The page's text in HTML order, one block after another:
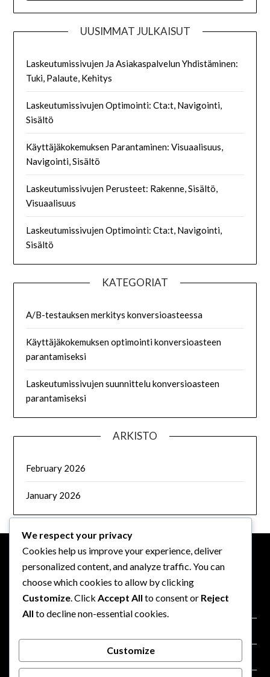
UUSIMMAT JULKAISUT
Laskeutumissivujen Ja Asiakaspalvelun Yhdistäminen:
Tuki, Palaute, Kehitys
Laskeutumissivujen Optimointi: Cta:t, Navigointi,
Sisältö
Käyttäjäkokemuksen Parantaminen: Visuaalisuus,
Navigointi, Sisältö
Laskeutumissivujen Perusteet: Rakenne, Sisältö,
Visuaalisuus
Laskeutumissivujen Optimointi: Cta:t, Navigointi,
Sisältö
KATEGORIAT
A/B-testauksen merkitys konversioasteessa
Käyttäjäkokemuksen optimointi konversioasteen
parantamiseksi
Laskeutumissivujen suunnittelu konversioasteen
parantamiseksi
ARKISTO
February 2026
January 2026
OIKEUDELLINEN
Tietosuojakäytäntö
We respect your privacy
Cookies help us improve your experience, deliver
personalized content, and analyze traffic. You can
choose which cookies to allow by clicking
Customize . Click Accept All to consent or Reject
All to decline non-essential cookies.
Customize